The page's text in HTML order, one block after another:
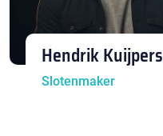
Hendrik Kuijpers
Slotenmaker